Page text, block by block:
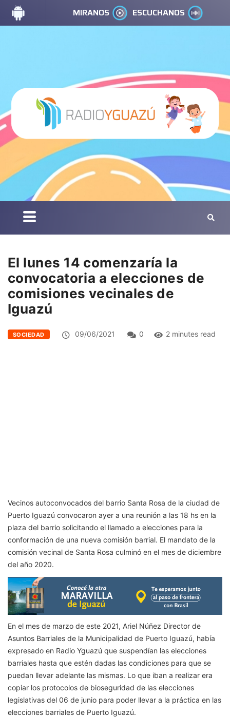
MIRANOS ESCUCHANOS
El lunes 14 comenzaría la
convocatoria a elecciones de
comisiones vecinales de
Iguazú
SOCIEDAD 09/06/2021 0 2 minutes read
Vecinos autoconvocados del barrio Santa Rosa de la ciudad de
Puerto Iguazú convocaron ayer a una reunión a las 18 hs en la
plaza del barrio solicitando el llamado a elecciones para la
conformación de una nueva comisión barrial. El mandato de la
comisión vecinal de Santa Rosa culminó en el mes de diciembre
del año 2020.
En el mes de marzo de este 2021, Ariel Núñez Director de
Asuntos Barriales de la Municipalidad de Puerto Iguazú, había
expresado en Radio Yguazú que suspendían las elecciones
barriales hasta que estén dadas las condiciones para que se
puedan llevar adelante las mismas. Lo que iban a realizar era
copiar los protocolos de bioseguridad de las elecciones
legislativas del 06 de junio para poder llevar a la práctica en las
elecciones barriales de Puerto Iguazú.